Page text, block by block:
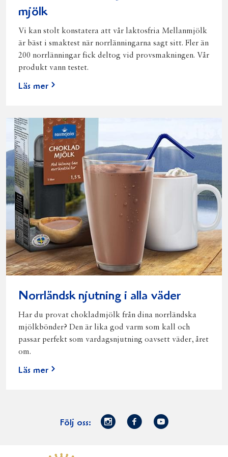
mjölk
Vi kan stolt konstatera att vår laktosfria Mellanmjölk
är bäst i smaktest när norrlänningarna sagt sitt. Fler än
200 norrlänningar fick deltog vid provsmakningen. Vår
produkt vann testet.
Läs mer
Norrländsk njutning i alla väder
Har du provat chokladmjölk från dina norrländska
mjölkbönder? Den är lika god varm som kall och
passar perfekt som vardagsnjutning oavsett väder, året
om.
Läs mer
Följ oss:
Norrmejerier
Facebook
Youtube